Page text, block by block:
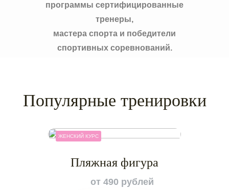
программы сертифицированные
тренеры,
мастера спорта и победители
спортивных соревнований.
Популярные тренировки
ЖЕНСКИЙ КУРС
Пляжная фигура
от 490 рублей